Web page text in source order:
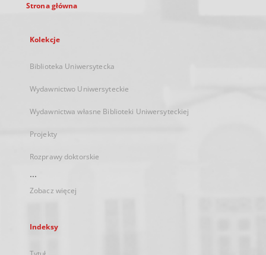
Strona główna
Kolekcje
Biblioteka Uniwersytecka
Wydawnictwo Uniwersyteckie
Wydawnictwa własne Biblioteki Uniwersyteckiej
Projekty
Rozprawy doktorskie
...
Zobacz więcej
Indeksy